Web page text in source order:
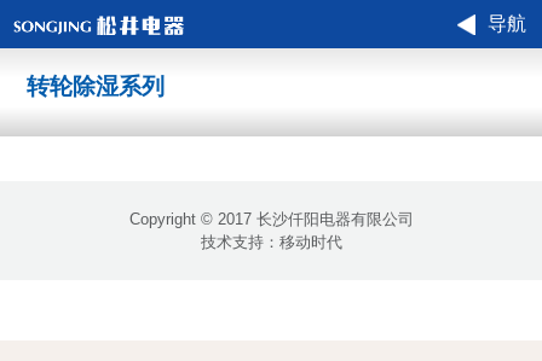
导航
转轮除湿系列
Copyright © 2017 长沙仟阳电器有限公司
技术支持： 移动时代